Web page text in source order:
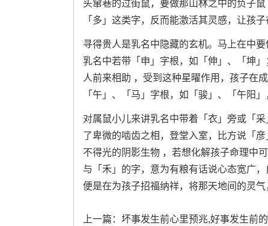
头窜巷的过街鼠，要做那山林之中的负子
「多」这类字，反而能激活其灵感，让孩
寻得贵人是乳名中隐藏的玄机。马上在中
乳名中若带「申」字根，如「伸」、「坤
人前来相助 ，受到这种星曜作用，孩子在
「午」、「马」字根，如「骏」、「午阳
对属鼠小儿来讲乳名中带着「衣」旁或「
了卑微的啮齿之相，登堂入室，比方说「
不得光的阴影生物 ，若想化解孩子命理中
与「禾」的字，意为有粮有话说心态宽广
便是在为孩子招福纳祥，将那天地间的灵气
上一篇： 坏事发生前心里预兆,好事发生前